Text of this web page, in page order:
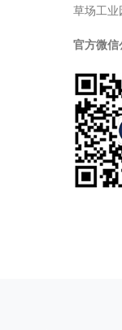
草场工业
官方微信